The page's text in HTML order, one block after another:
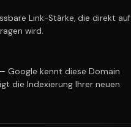
Link-Stärke, die direkt auf
wird.
Google kennt diese Domain
die Indexierung Ihrer neuen